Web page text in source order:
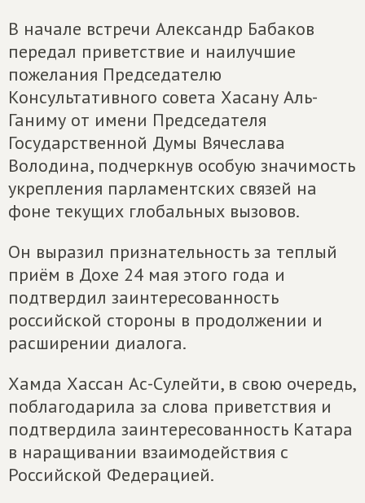
В начале встречи Александр Бабаков
передал приветствие и наилучшие
пожелания Председателю
Консультативного совета Хасану Аль-
Ганиму от имени Председателя
Государственной Думы Вячеслава
Володина, подчеркнув особую значимость
укрепления парламентских связей на
фоне текущих глобальных вызовов.
Он выразил признательность за теплый
приём в Дохе 24 мая этого года и
подтвердил заинтересованность
российской стороны в продолжении и
расширении диалога.
Хамда Хассан Ас-Сулейти, в свою очередь,
поблагодарила за слова приветствия и
подтвердила заинтересованность Катара
в наращивании взаимодействия с
Российской Федерацией.